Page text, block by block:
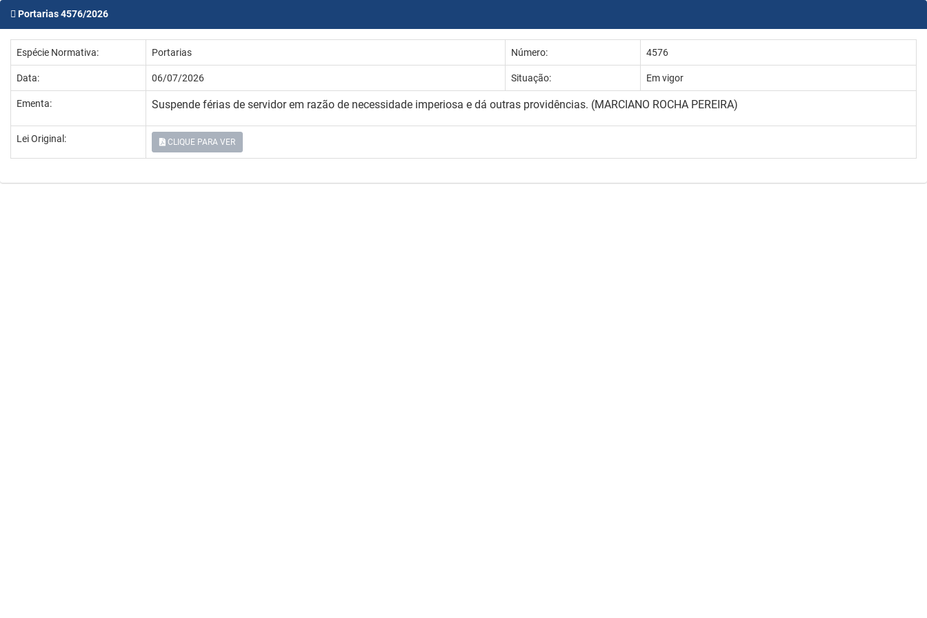
Portarias 4576/2026
Espécie Normativa: Portarias Número: 4576
Data: 06/07/2026 Situação: Em vigor
Ementa: Suspende férias de servidor em razão de necessidade imperiosa e dá outras providências. (MARCIANO ROCHA PEREIRA)
Lei Original: CLIQUE PARA VER